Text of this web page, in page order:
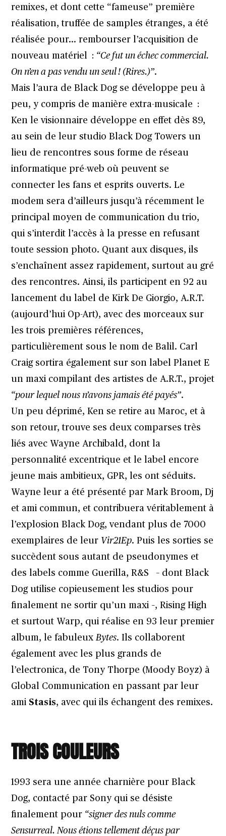
remixes, et dont cette “fameuse” première
réalisation, truffée de samples étranges, a été
réalisée pour… rembourser l’acquisition de
nouveau matériel : “Ce fut un échec commercial.
On n’en a pas vendu un seul ! (Rires.)”.
Mais l’aura de Black Dog se développe peu à
peu, y compris de manière extra-musicale :
Ken le visionnaire développe en effet dès 89,
au sein de leur studio Black Dog Towers un
lieu de rencontres sous forme de réseau
informatique pré-web où peuvent se
connecter les fans et esprits ouverts. Le
modem sera d’ailleurs jusqu’à récemment le
principal moyen de communication du trio,
qui s’interdit l’accès à la presse en refusant
toute session photo. Quant aux disques, ils
s’enchaînent assez rapidement, surtout au gré
des rencontres. Ainsi, ils participent en 92 au
lancement du label de Kirk De Giorgio, A.R.T.
(aujourd’hui Op-Art), avec des morceaux sur
les trois premières références,
particulièrement sous le nom de Balil. Carl
Craig sortira également sur son label Planet E
un maxi compilant des artistes de A.R.T., projet
“pour lequel nous n’avons jamais été payés”.
Un peu déprimé, Ken se retire au Maroc, et à
son retour, trouve ses deux comparses très
liés avec Wayne Archibald, dont la
personnalité excentrique et le label encore
jeune mais ambitieux, GPR, les ont séduits.
Wayne leur a été présenté par Mark Broom, Dj
et ami commun, et contribuera véritablement à
l’explosion Black Dog, vendant plus de 7000
exemplaires de leur Vir21Ep. Puis les sorties se
succèdent sous autant de pseudonymes et
des labels comme Guerilla, R&S – dont Black
Dog utilise copieusement les studios pour
finalement ne sortir qu’un maxi –, Rising High
et surtout Warp, qui réalise en 93 leur premier
album, le fabuleuxBytes. Ils collaborent
également avec les plus grands de
l’electronica, de Tony Thorpe (Moody Boyz) à
Global Communication en passant par leur
ami Stasis, avec qui ils échangent des remixes.
TROIS COULEURS
1993 sera une année charnière pour Black
Dog, contacté par Sony qui se désiste
finalement pour “signer des nuls comme
Sensurreal. Nous étions tellement déçus par